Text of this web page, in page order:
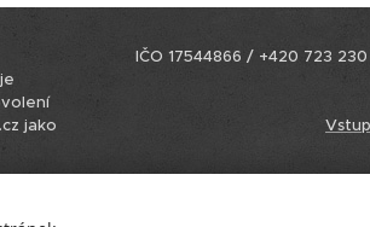
jako
IČO 17544866 / +420 723